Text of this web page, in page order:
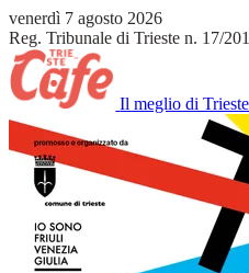
venerdì 7 agosto 2026
Reg. Tribunale di Trieste n. 17/
Il meglio di